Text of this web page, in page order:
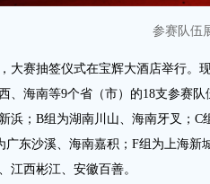
参赛队伍
赛抽签仪式在宝辉大酒店举行。现
、海南等9个省（市）的18支参赛
浜；B组为湖南川山、海南牙叉；
广东沙溪、海南嘉积；F组为上海
江西彬江、安徽百善。